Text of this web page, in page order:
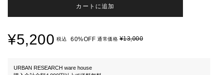
カートに追加
¥5,200 税込 60%OFF 通常価格¥13,000
URBAN RESEARCH ware house